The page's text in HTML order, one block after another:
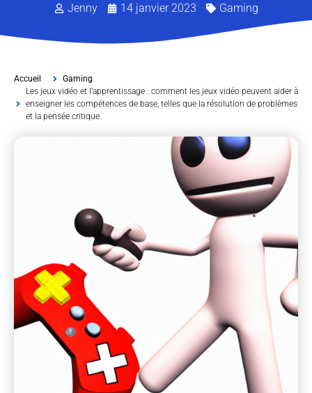
Jenny 14 janvier 2023 Gaming
Accueil
Gaming
Les jeux vidéo et l’apprentissage : comment les jeux vidéo peuvent aider à
enseigner les compétences de base, telles que la résolution de problèmes
et la pensée critique.